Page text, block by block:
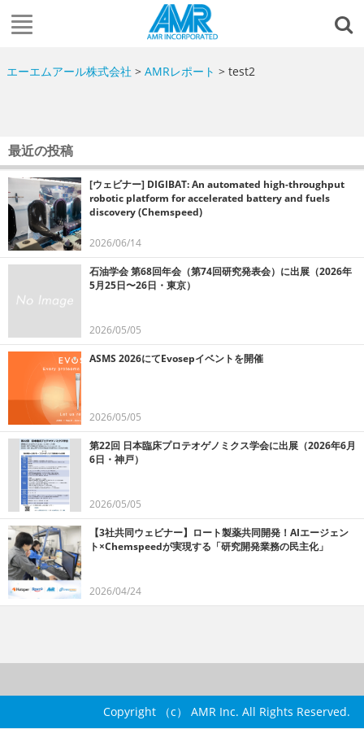
エーエムアール株式会社 > AMRレポート > test2
最近の投稿
[ウェビナー] DIGIBAT: An automated high-throughput
robotic platform for accelerated battery and fuels
discovery (Chemspeed)
2026/06/14
石油学会 第68回年会（第74回研究発表会）に出展（2026年
5月25日〜26日・東京）
2026/05/05
ASMS 2026にてEvosepイベントを開催
2026/05/05
第22回 日本臨床プロテオゲノミクス学会に出展（2026年6月
6日・神戸）
2026/05/05
【3社共同ウェビナー】ロート製薬共同開発！AIエージェン
ト×Chemspeedが実現する「研究開発業務の民主化」
2026/04/24
Copyright （c） AMR Inc. All Rights Reserved.